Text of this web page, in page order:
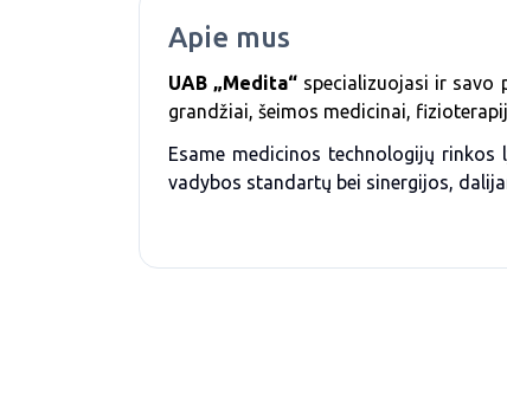
Apie mus
UAB „Medita“ specializuojasi ir savo
grandžiai, šeimos medicinai,
Esame medicinos technologijų rinkos
vadybos standartų bei sinergijos,